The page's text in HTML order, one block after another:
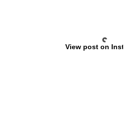
View post on